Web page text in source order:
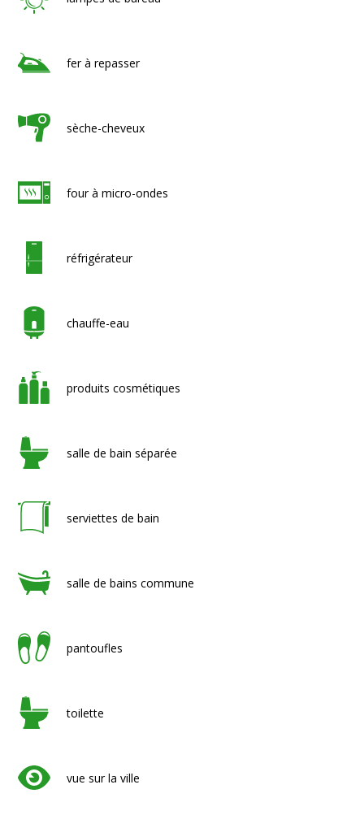
fer à repasser
sèche-cheveux
four à micro-ondes
réfrigérateur
chauffe-eau
produits cosmétiques
salle de bain séparée
serviettes de bain
salle de bains commune
pantoufles
toilette
vue sur la ville